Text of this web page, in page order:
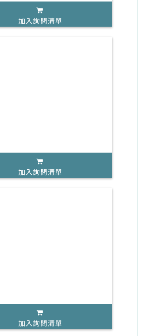
加入詢問清單
加入詢問清單
加入詢問清單